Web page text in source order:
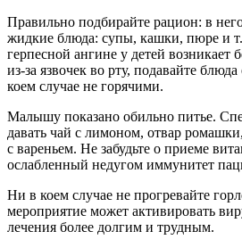
Правильно подбирайте рацион: в
жидкие блюда: супы, кашки, пюре и
герпесной ангине у детей возникает
из-за язвочек во рту, подавайте
коем случае не горячими.
Малышу показано обильно питье.
давать чай с лимоном, отвар
с вареньем. Не забудьте о приеме
ослабленный недугом иммунитет
Ни в коем случае не прогревайте
мероприятие может активировать
лечения более долгим и трудным.